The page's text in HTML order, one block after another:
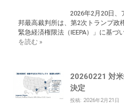
2026年2月20日、
邦最高裁判所は、第2次トランプ政
緊急経済権限法（IEEPA）」に基づ
を読む »
20260221 対
決定
投稿: 2026年2月21日